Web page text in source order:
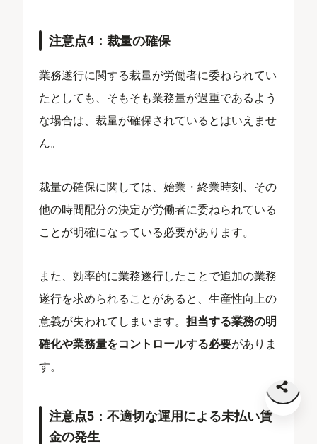
注意点4：裁量の確保
業務遂行に関する裁量が労働者に委ねられてい
たとしても、そもそも業務量が過重であるよう
な場合は、裁量が確保されているとはいえませ
ん。
裁量の確保に関しては、始業・終業時刻、その
他の時間配分の決定が労働者に委ねられている
ことが明確になっている必要があります。
また、効率的に業務遂行したことで追加の業務
遂行を求められることがあると、生産性向上の
意義が失われてしまいます。担当する業務の明
確化や業務量をコントロールする必要がありま
す。
注意点5：不適切な運用による未払い賃
金の発生